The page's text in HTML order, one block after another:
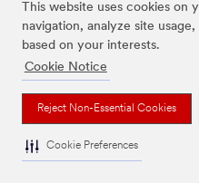
This website uses cookies on
navigation, analyze site
based on your interests.
Cookie Notice
Reject Non-Essential Cookies
Cookie Preferences